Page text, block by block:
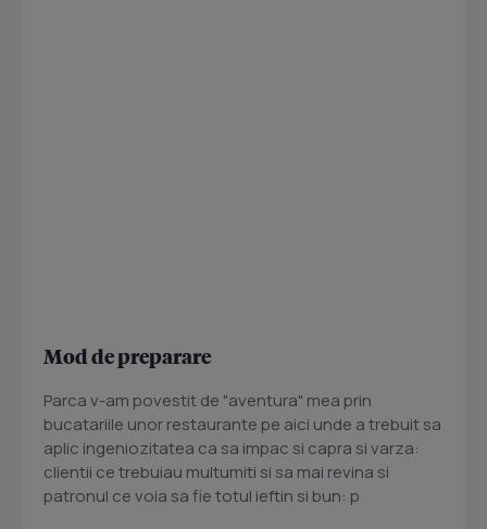
Mod de preparare
Parca v-am povestit de "aventura" mea prin
bucatariile unor restaurante pe aici unde a trebuit sa
aplic ingeniozitatea ca sa impac si capra si varza:
clientii ce trebuiau multumiti si sa mai revina si
patronul ce voia sa fie totul ieftin si bun: p